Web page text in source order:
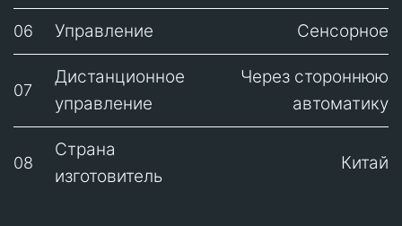
06 Управление Сенсорное
07
Дистанционное
управление
Через стороннюю
автоматику
08
Страна
изготовитель
Китай